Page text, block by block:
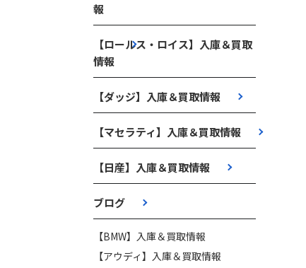
報
【ロールス・ロイス】入庫＆買取
情報
【ダッジ】入庫＆買取情報
【マセラティ】入庫＆買取情報
【日産】入庫＆買取情報
ブログ
【BMW】入庫＆買取情報
【アウディ】入庫＆買取情報